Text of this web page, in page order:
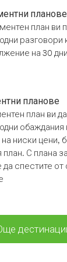
планове
план ви
разговори
на 30
планове
план ви
ниски цени,
план. С плана
спестите от